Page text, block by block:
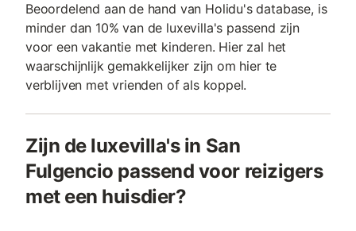
Beoordelend aan de hand van Holidu's database, is
minder dan 10% van de luxevilla's passend zijn
voor een vakantie met kinderen. Hier zal het
waarschijnlijk gemakkelijker zijn om hier te
verblijven met vrienden of als koppel.
Zijn de luxevilla's in San
Fulgencio passend voor reizigers
met een huisdier?